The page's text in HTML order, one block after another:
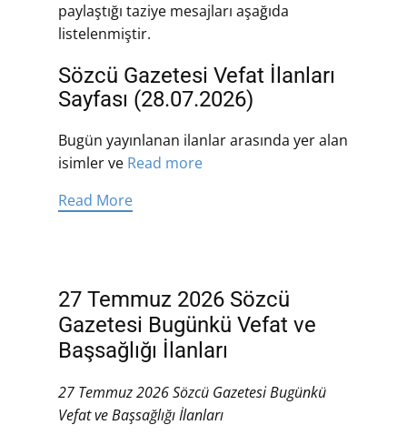
paylaştığı taziye mesajları aşağıda
listelenmiştir.
Sözcü Gazetesi Vefat İlanları
Sayfası (28.07.2026)
Bugün yayınlanan ilanlar arasında yer alan
isimler ve Read more
Read More
27 Temmuz 2026 Sözcü
Gazetesi Bugünkü Vefat ve
Başsağlığı İlanları
27 Temmuz 2026 Sözcü Gazetesi Bugünkü
Vefat ve Başsağlığı İlanları